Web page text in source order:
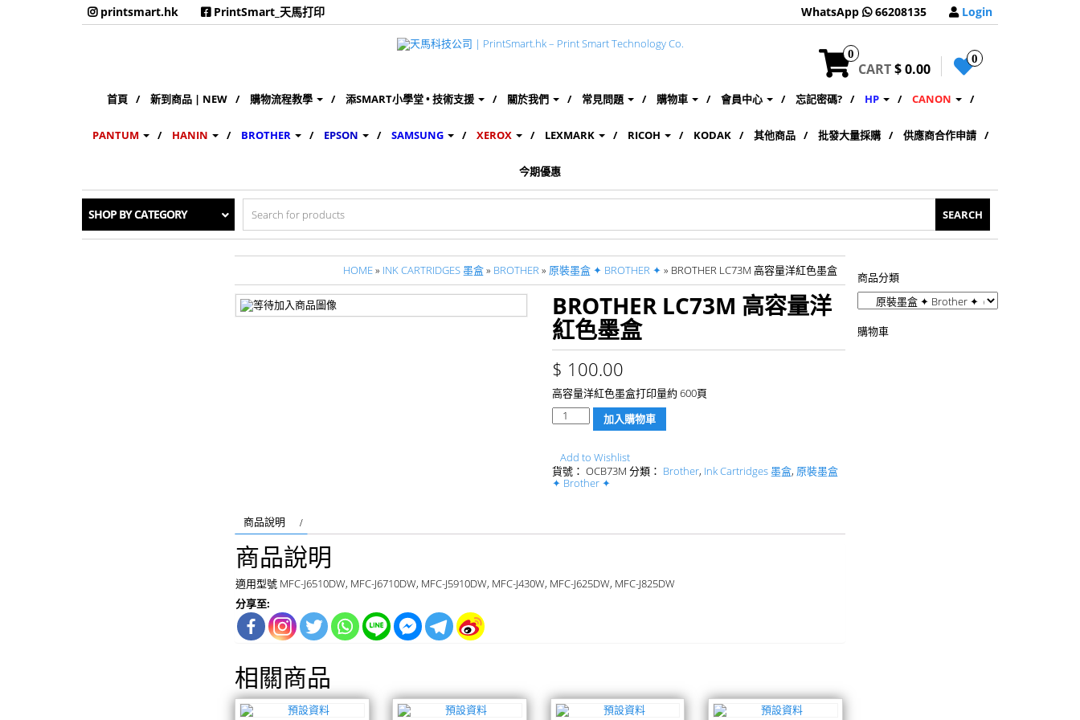
printsmart.hk PrintSmart_天馬打印 WhatsApp 66208135 Login
0
CART$ 0.00
0
首頁 新到商品 | NEW 購物流程教學 添SMART小學堂 • 技術支援 關於我們 常見問題 購物車 會員中心 忘記密碼? HP CANON
PANTUM HANIN BROTHER EPSON SAMSUNG XEROX LEXMARK RICOH KODAK 其他商品 批發大量採購 供應商合作申請
今期優惠
SHOP BY CATEGORY
Search
for:
HOME» INK CARTRIDGES 墨盒» BROTHER» 原裝墨盒 ✦ BROTHER ✦ » BROTHER LC73M 高容量洋紅色墨盒
BROTHER LC73M 高容量洋
紅色墨盒
$ 100.00
高容量洋紅色墨盒打印量約 600頁
數
量
加入購物車
Add to Wishlist
貨號：OCB73M 分類： Brother, Ink Cartridges 墨盒, 原裝墨盒
✦ Brother ✦
商品說明
商品說明
適用型號 MFC-J6510DW, MFC-J6710DW, MFC-J5910DW, MFC-J430W, MFC-J625DW, MFC-J825DW
分享至:
相關商品
商品分類
購物車